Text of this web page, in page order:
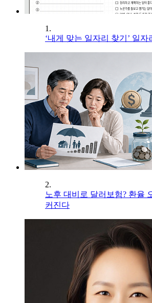
1.
‘내게 맞는 일자리 찾기’ 일자
2.
노후 대비로 달러보험? 환율
커진다